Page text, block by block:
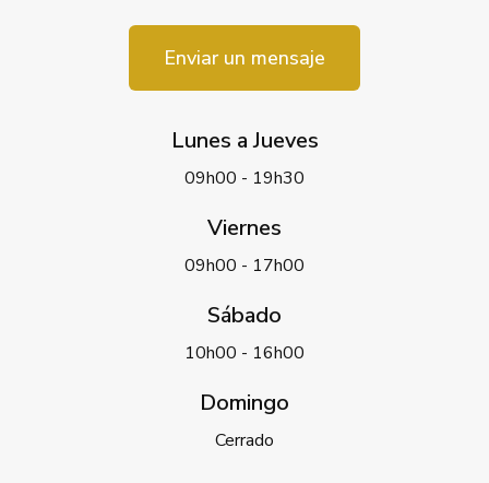
Enviar un mensaje
Lunes a Jueves
09h00 - 19h30
Viernes
09h00 - 17h00
Sábado
10h00 - 16h00
Domingo
Cerrado